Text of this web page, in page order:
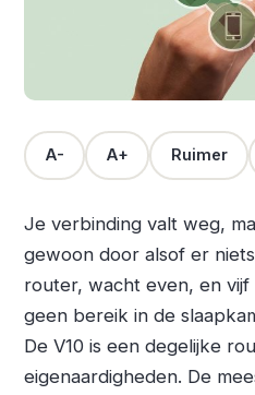
A- A+ Ruimer
Je verbinding valt weg,
gewoon door alsof er
router, wacht even, en
geen bereik in de
De V10 is een degelijke
eigenaardigheden. De